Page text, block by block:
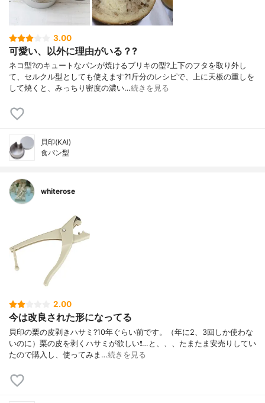
3.00
可愛い、以外に理由がいる？?
ネコ型?のキュートなパンが焼けるブリキの型?上下のフタを取り外し
て、セルクル型としても使えます?1斤分のレシピで、上に天板の重しを
して焼くと、みっちり密度の濃い…続きを見る
貝印(KAI)
食パン型
whiterose
2.00
今は改良された形になってる
貝印の栗の皮剥きハサミ?10年ぐらい前です。（年に2、3回しか使わな
いのに）栗の皮を剥くハサミが欲しい❗️…と、、、たまたま安売りしてい
たので購入し、使ってみま…続きを見る